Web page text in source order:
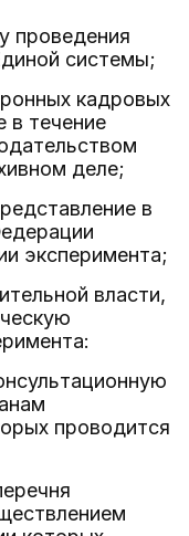
проведения
системы;
кадровых
в течение
деле;
в
эксперимента;
власти,
проводится